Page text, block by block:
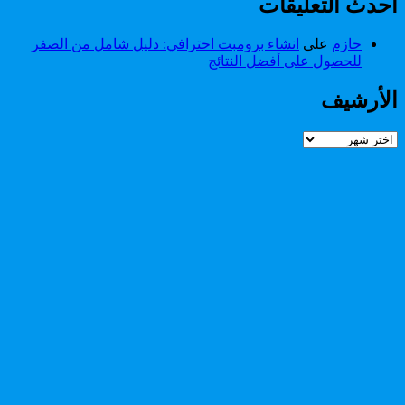
أحدث التعليقات
حازم على انشاء برومبت احترافي: دليل شامل من الصفر
للحصول على أفضل النتائج
الأرشيف
الأرشيف